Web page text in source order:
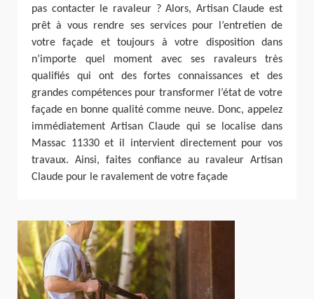
pas contacter le ravaleur ? Alors, Artisan Claude est
prêt à vous rendre ses services pour l’entretien de
votre façade et toujours à votre disposition dans
n’importe quel moment avec ses ravaleurs très
qualifiés qui ont des fortes connaissances et des
grandes compétences pour transformer l’état de votre
façade en bonne qualité comme neuve. Donc, appelez
immédiatement Artisan Claude qui se localise dans
Massac 11330 et il intervient directement pour vos
travaux. Ainsi, faites confiance au ravaleur Artisan
Claude pour le ravalement de votre façade